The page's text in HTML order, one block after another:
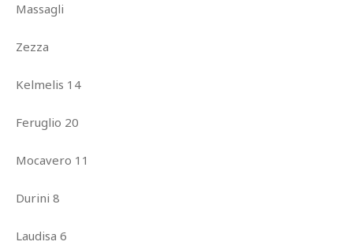
Massagli
Zezza
Kelmelis 14
Feruglio 20
Mocavero 11
Durini 8
Laudisa 6